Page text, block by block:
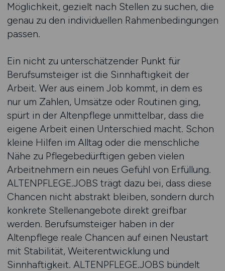
Möglichkeit, gezielt nach Stellen zu suchen, die
genau zu den individuellen Rahmenbedingungen
passen.
Ein nicht zu unterschätzender Punkt für
Berufsumsteiger ist die Sinnhaftigkeit der
Arbeit. Wer aus einem Job kommt, in dem es
nur um Zahlen, Umsätze oder Routinen ging,
spürt in der Altenpflege unmittelbar, dass die
eigene Arbeit einen Unterschied macht. Schon
kleine Hilfen im Alltag oder die menschliche
Nähe zu Pflegebedürftigen geben vielen
Arbeitnehmern ein neues Gefühl von Erfüllung.
ALTENPFLEGE.JOBS trägt dazu bei, dass diese
Chancen nicht abstrakt bleiben, sondern durch
konkrete Stellenangebote direkt greifbar
werden. Berufsumsteiger haben in der
Altenpflege reale Chancen auf einen Neustart
mit Stabilität, Weiterentwicklung und
Sinnhaftigkeit. ALTENPFLEGE.JOBS bündelt